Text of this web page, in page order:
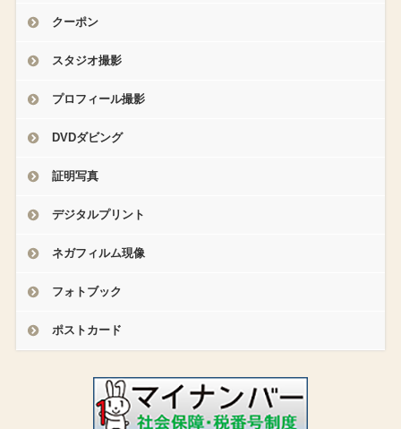
クーポン
スタジオ撮影
プロフィール撮影
DVDダビング
証明写真
デジタルプリント
ネガフィルム現像
フォトブック
ポストカード